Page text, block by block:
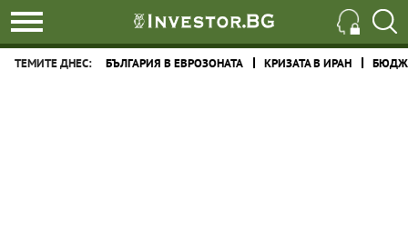
ТЕМИТЕ ДНЕС: БЪЛГАРИЯ В ЕВРОЗОНАТА КРИЗАТА В ИРАН